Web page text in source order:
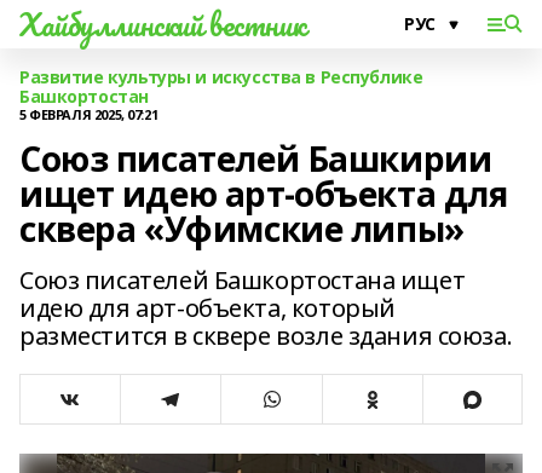
Хайбуллинский вестник
Развитие культуры и искусства в Республике
Башкортостан
5 ФЕВРАЛЯ 2025, 07:21
Союз писателей Башкирии
ищет идею арт-объекта для
сквера «Уфимские липы»
Союз писателей Башкортостана ищет
идею для арт-объекта, который
разместится в сквере возле здания союза.